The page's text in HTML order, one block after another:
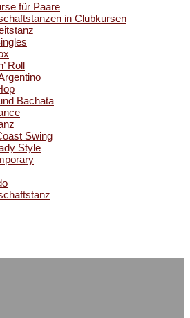
für Paare
in Clubkursen
Roll
Bachata
Swing
Style